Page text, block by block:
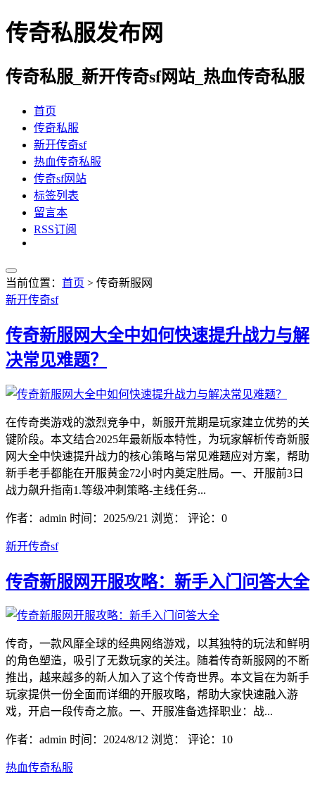
传奇私服发布网
传奇私服_新开传奇sf网站_热血传奇私服
首页
传奇私服
新开传奇sf
热血传奇私服
传奇sf网站
标签列表
留言本
RSS订阅
当前位置： 首页 > 传奇新服网
新开传奇sf
传奇新服网大全中如何快速提升战力与解
决常见难题？
在传奇类游戏的激烈竞争中，新服开荒期是玩家建立优势的关
键阶段。本文结合2025年最新版本特性，为玩家解析传奇新服
网大全中快速提升战力的核心策略与常见难题应对方案，帮助
新手老手都能在开服黄金72小时内奠定胜局。一、开服前3日
战力飙升指南1.等级冲刺策略-主线任务...
作者：admin 时间：2025/9/21 浏览： 评论：0
新开传奇sf
传奇新服网开服攻略：新手入门问答大全
传奇，一款风靡全球的经典网络游戏，以其独特的玩法和鲜明
的角色塑造，吸引了无数玩家的关注。随着传奇新服网的不断
推出，越来越多的新人加入了这个传奇世界。本文旨在为新手
玩家提供一份全面而详细的开服攻略，帮助大家快速融入游
戏，开启一段传奇之旅。一、开服准备选择职业：战...
作者：admin 时间：2024/8/12 浏览： 评论：10
热血传奇私服